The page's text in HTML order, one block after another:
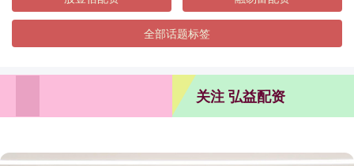
全部话题标签
关注 弘益配资